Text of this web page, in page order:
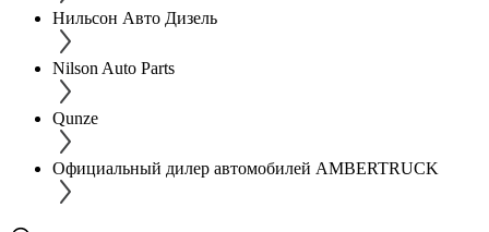
Нильсон Авто Дизель
Nilson Auto Parts
Qunze
Официальный дилер автомобилей AMBERTRUCK